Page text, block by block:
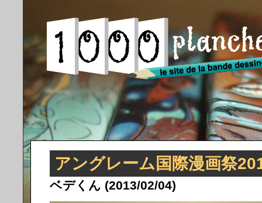
アングレーム国際漫画祭
ベデくん (2013/02/04)